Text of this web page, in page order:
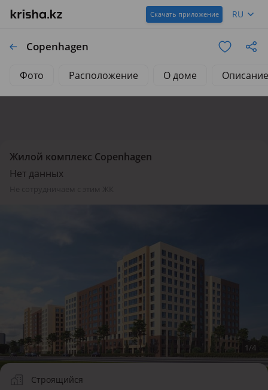
Скачать приложение RU
Copenhagen
Фото Расположение О доме Описание
Жилой комплекс Copenhagen
Нет данных
1/4
Строящийся